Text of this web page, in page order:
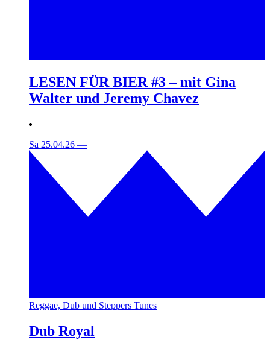
LESEN FÜR BIER #3 – mit Gina
Walter und Jeremy Chavez
Sa 25.04.26 —
Reggae, Dub und Steppers Tunes
Dub Royal